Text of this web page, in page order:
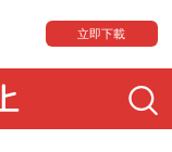
立即下載